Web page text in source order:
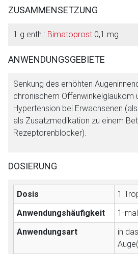
ZUSAMMENSETZUNG
1 g enth.: Bimatoprost 0,1 mg
ANWENDUNGSGEBIETE
Senkung des erhöhten
chronischem Offenwinkelglaukom
Hypertension bei Erwachsenen
als Zusatzmedikation zu einem
Rezeptorenblocker).
DOSIERUNG
Dosis
1
Anwendungshäufigkeit
1-
Anwendungsart
in
Aufruf einer externen Seite
Der von Ihnen aufgerufene Link
Seite. Für die Inhalte der externen
Betreiber verantwortlich. Ebenso
Datenschutzbestimmungen.